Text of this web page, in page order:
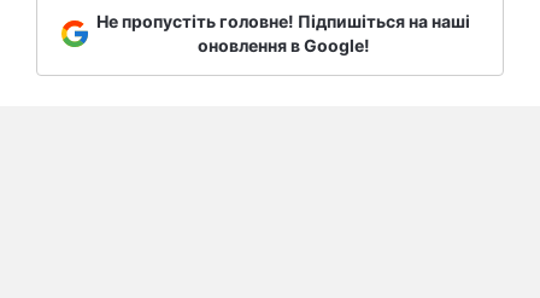
Не пропустіть головне! Підпишіться на наші
оновлення в Google!